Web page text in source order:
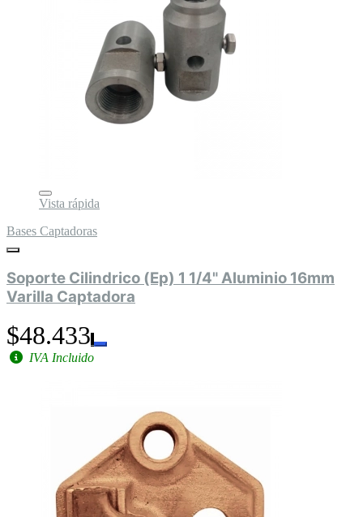
Vista rápida
Bases Captadoras
Soporte Cilindrico (Ep) 1 1/4" Aluminio 16mm
Varilla Captadora
$48.433
IVA Incluido